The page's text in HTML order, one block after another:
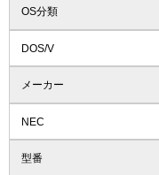
OS分類
DOS/V
メーカー
NEC
型番